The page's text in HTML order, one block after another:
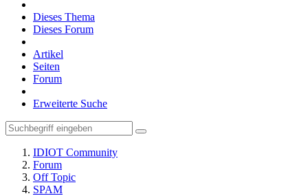
Dieses Thema
Dieses Forum
Artikel
Seiten
Forum
Erweiterte Suche
IDIOT Community
Forum
Off Topic
SPAM